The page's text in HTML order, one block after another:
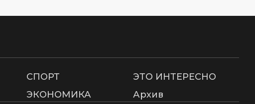
СПОРТ
ЭТО ИНТЕРЕСНО
ЭКОНОМИКА Архив